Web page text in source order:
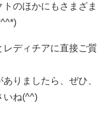
のほかにもさまざま
レディチアに直接ご質
りましたら、ぜひ、
いね(^^)